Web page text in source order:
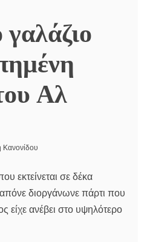
Αλ
Κανονίδου
εκτείνεται σε δέκα
διοργάνωνε πάρτι που
είχε ανέβει στο υψηλότερο